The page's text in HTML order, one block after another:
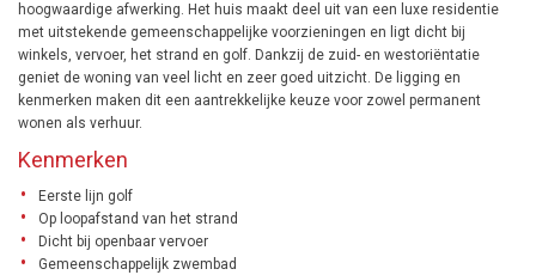
hoogwaardige afwerking. Het huis maakt deel uit van een luxe residentie
met uitstekende gemeenschappelijke voorzieningen en ligt dicht bij
winkels, vervoer, het strand en golf. Dankzij de zuid- en westoriëntatie
geniet de woning van veel licht en zeer goed uitzicht. De ligging en
kenmerken maken dit een aantrekkelijke keuze voor zowel permanent
wonen als verhuur.
Kenmerken
Eerste lijn golf
Op loopafstand van het strand
Dicht bij openbaar vervoer
Gemeenschappelijk zwembad